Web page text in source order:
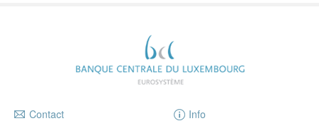
Contact Info